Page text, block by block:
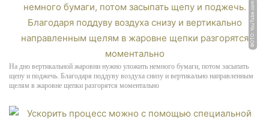
ФОТО: YouTube.com
На дно вертикальной жаровни нужно уложить немного бумаги, потом засыпать
щепу и поджечь. Благодаря поддуву воздуха снизу и вертикально направленным
щелям в жаровне щепки разгорятся моментально